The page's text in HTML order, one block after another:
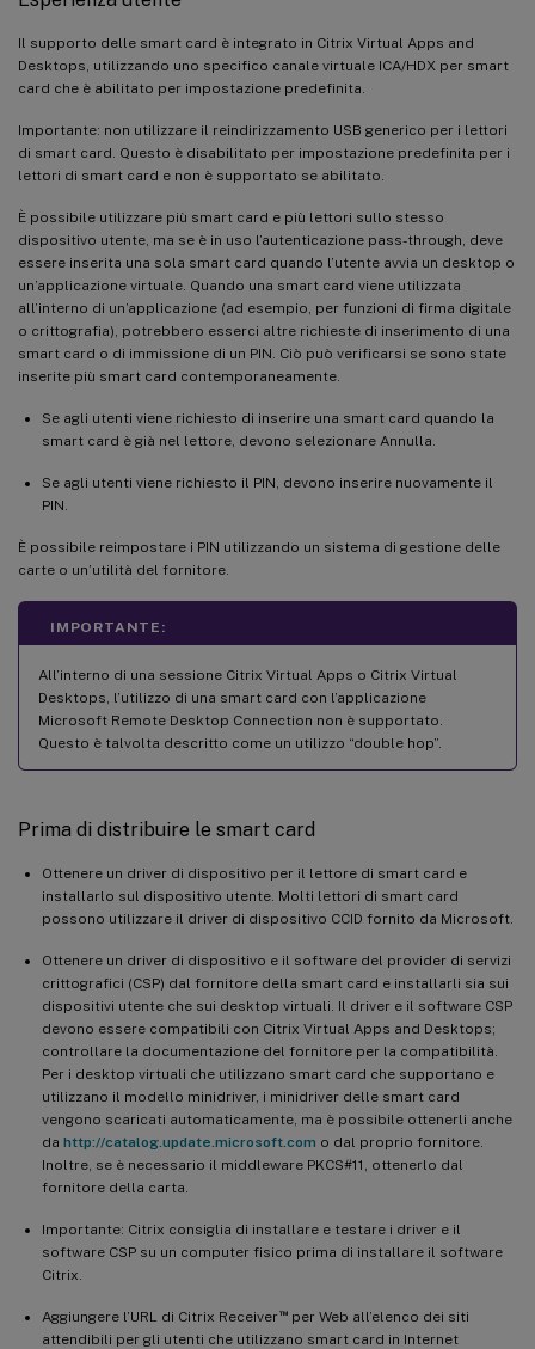
Il supporto delle smart card è integrato in Citrix Virtual Apps and
Desktops, utilizzando uno specifico canale virtuale ICA/HDX per smart
card che è abilitato per impostazione predefinita.
Importante: non utilizzare il reindirizzamento USB generico per i lettori
di smart card. Questo è disabilitato per impostazione predefinita per i
lettori di smart card e non è supportato se abilitato.
È possibile utilizzare più smart card e più lettori sullo stesso
dispositivo utente, ma se è in uso l’autenticazione pass-through, deve
essere inserita una sola smart card quando l’utente avvia un desktop o
un’applicazione virtuale. Quando una smart card viene utilizzata
all’interno di un’applicazione (ad esempio, per funzioni di firma digitale
o crittografia), potrebbero esserci altre richieste di inserimento di una
smart card o di immissione di un PIN. Ciò può verificarsi se sono state
inserite più smart card contemporaneamente.
Se agli utenti viene richiesto di inserire una smart card quando la
smart card è già nel lettore, devono selezionare Annulla.
Se agli utenti viene richiesto il PIN, devono inserire nuovamente il
PIN.
È possibile reimpostare i PIN utilizzando un sistema di gestione delle
carte o un’utilità del fornitore.
IMPORTANTE:
All’interno di una sessione Citrix Virtual Apps o Citrix Virtual
Desktops, l’utilizzo di una smart card con l’applicazione
Microsoft Remote Desktop Connection non è supportato.
Questo è talvolta descritto come un utilizzo “double hop”.
Prima di distribuire le smart card
Ottenere un driver di dispositivo per il lettore di smart card e
installarlo sul dispositivo utente. Molti lettori di smart card
possono utilizzare il driver di dispositivo CCID fornito da Microsoft.
Ottenere un driver di dispositivo e il software del provider di servizi
crittografici (CSP) dal fornitore della smart card e installarli sia sui
dispositivi utente che sui desktop virtuali. Il driver e il software CSP
devono essere compatibili con Citrix Virtual Apps and Desktops;
controllare la documentazione del fornitore per la compatibilità.
Per i desktop virtuali che utilizzano smart card che supportano e
utilizzano il modello minidriver, i minidriver delle smart card
vengono scaricati automaticamente, ma è possibile ottenerli anche
da http://catalog.update.microsoft.com o dal proprio fornitore.
Inoltre, se è necessario il middleware PKCS#11, ottenerlo dal
fornitore della carta.
Importante: Citrix consiglia di installare e testare i driver e il
software CSP su un computer fisico prima di installare il software
Citrix.
Aggiungere l’URL di Citrix Receiver™per Web all’elenco dei siti
attendibili per gli utenti che utilizzano smart card in Internet